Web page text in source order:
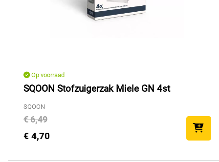
Op voorraad
SQOON Stofzuigerzak Miele GN 4st
SQOON
€ 6,49
€ 4,70